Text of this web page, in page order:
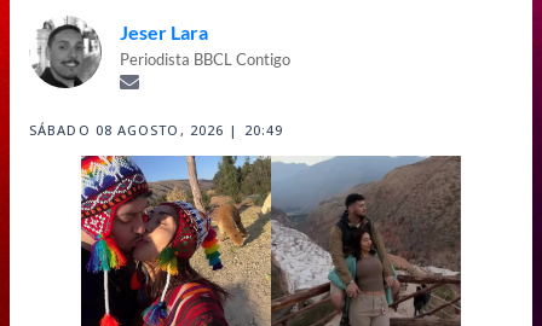
Jeser Lara
Periodista BBCL Contigo
SÁBADO 08 AGOSTO, 2026 | 20:49